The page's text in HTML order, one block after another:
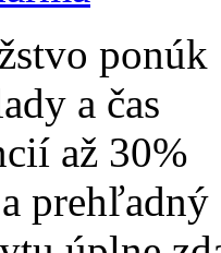
ponúk
a čas
až 30%
prehľadný